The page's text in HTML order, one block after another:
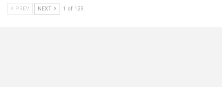
PREV NEXT 1 of 129